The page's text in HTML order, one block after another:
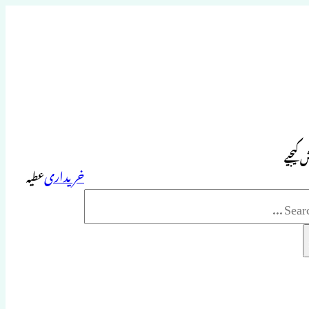
کیجیے
خریداریعطیہ